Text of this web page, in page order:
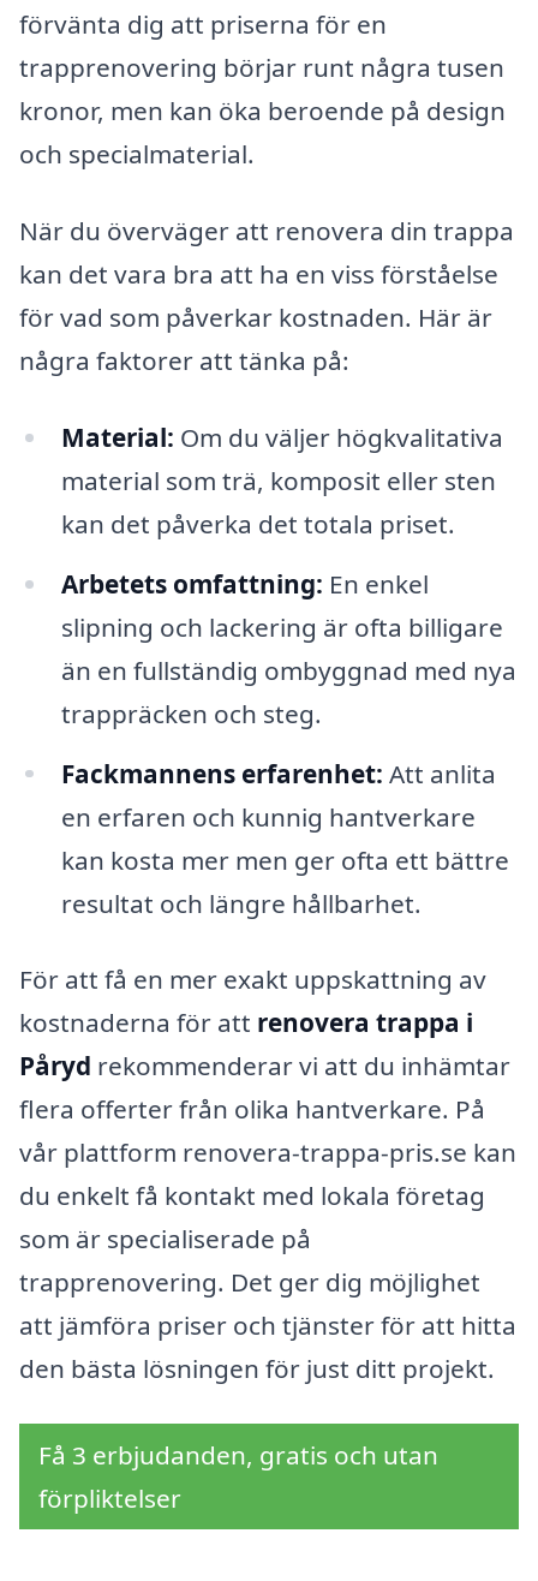
förvänta dig att priserna för en
trapprenovering börjar runt några tusen
kronor, men kan öka beroende på design
och specialmaterial.
När du överväger att renovera din trappa
kan det vara bra att ha en viss förståelse
för vad som påverkar kostnaden. Här är
några faktorer att tänka på:
Material: Om du väljer högkvalitativa
material som trä, komposit eller sten
kan det påverka det totala priset.
Arbetets omfattning: En enkel
slipning och lackering är ofta billigare
än en fullständig ombyggnad med nya
trappräcken och steg.
Fackmannens erfarenhet: Att anlita
en erfaren och kunnig hantverkare
kan kosta mer men ger ofta ett bättre
resultat och längre hållbarhet.
För att få en mer exakt uppskattning av
kostnaderna för att renovera trappa i
Påryd rekommenderar vi att du inhämtar
flera offerter från olika hantverkare. På
vår plattform renovera-trappa-pris.se kan
du enkelt få kontakt med lokala företag
som är specialiserade på
trapprenovering. Det ger dig möjlighet
att jämföra priser och tjänster för att hitta
den bästa lösningen för just ditt projekt.
Få 3 erbjudanden, gratis och utan
förpliktelser